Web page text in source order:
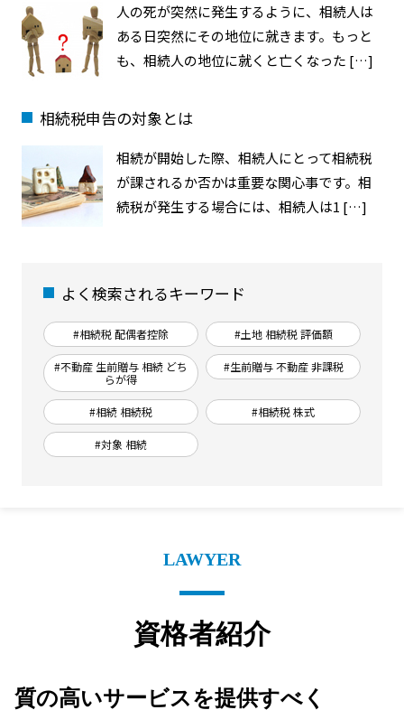
人の死が突然に発生するように、相続人は
ある日突然にその地位に就きます。もっと
も、相続人の地位に就くと亡くなった […]
相続税申告の対象とは
相続が開始した際、相続人にとって相続税
が課されるか否かは重要な関心事です。相
続税が発生する場合には、相続人は1 […]
よく検索されるキーワード
#相続税 配偶者控除 #土地 相続税 評価額
#不動産 生前贈与 相続 どち
らが得
#生前贈与 不動産 非課税
#相続 相続税 #相続税 株式
#対象 相続
LAWYER
資格者紹介
質の高いサービスを提供すべく